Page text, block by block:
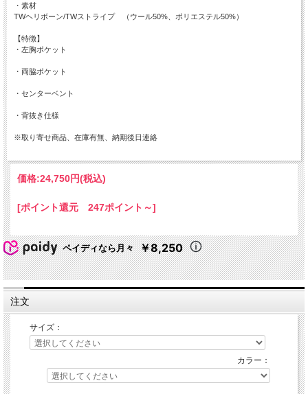
・素材
TWヘリボーン/TWストライプ （ウール50%、ポリエステル50%）
【特徴】
・左胸ポケット
・両脇ポケット
・センターベント
・背抜き仕様
※取り寄せ商品、在庫有無、納期後日連絡
価格:24,750円(税込)
[ポイント還元 247ポイント～]
ペイディなら月々 ￥8,250
注文
サイズ：
カラー：